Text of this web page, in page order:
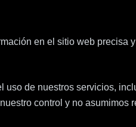
en el sitio web precisa
de nuestros servicios,
control y no asumimos